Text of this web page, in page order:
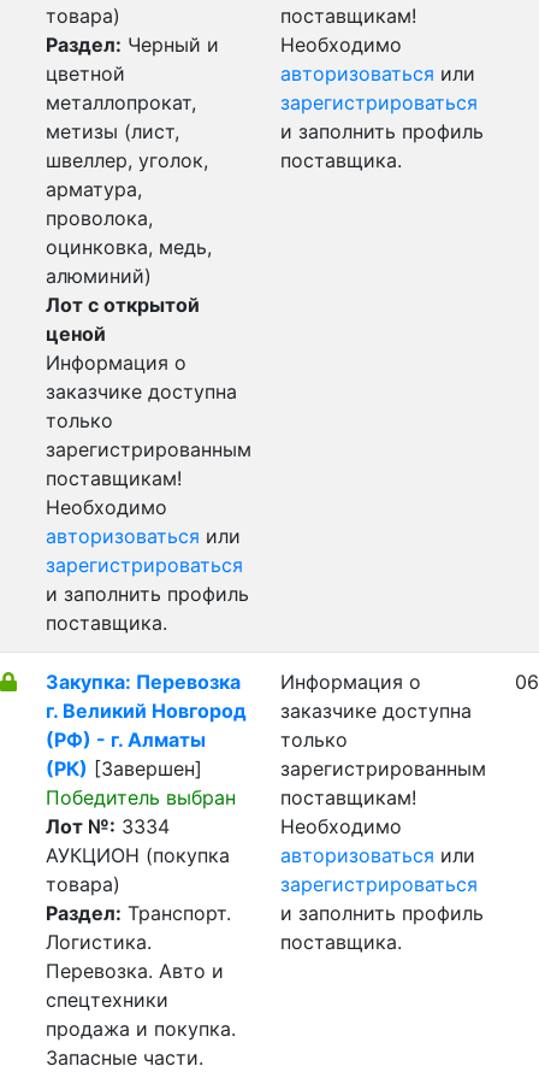
товара)
Раздел: Черный и
цветной
металлопрокат,
метизы (лист,
швеллер, уголок,
арматура,
проволока,
оцинковка, медь,
алюминий)
Лот с открытой
ценой
Информация о
заказчике доступна
только
зарегистрированным
поставщикам!
Необходимо
авторизоваться или
зарегистрироваться
и заполнить профиль
поставщика.
поставщикам!
Необходимо
авторизоваться или
зарегистрироваться
и заполнить профиль
поставщика.
Закупка: Перевозка
г. Великий Новгород
(РФ) - г. Алматы
(РК) [Завершен]
Победитель выбран
Лот №: 3334
АУКЦИОН (покупка
товара)
Раздел: Транспорт.
Логистика.
Перевозка. Авто и
спецтехники
продажа и покупка.
Запасные части.
Информация о
заказчике доступна
только
зарегистрированным
поставщикам!
Необходимо
авторизоваться или
зарегистрироваться
и заполнить профиль
поставщика.